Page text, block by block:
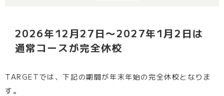
2026年12月27日〜2027年1月2日は
通常コースが完全休校
TARGETでは、下記の期間が年末年始の完全休校となりま
す。